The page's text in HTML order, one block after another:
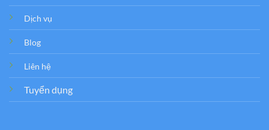
Dịch vụ
Blog
Liên hệ
Tuyển dụng